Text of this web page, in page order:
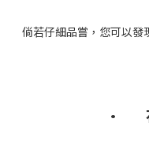
倘若仔細品嘗，您可以發
• 花